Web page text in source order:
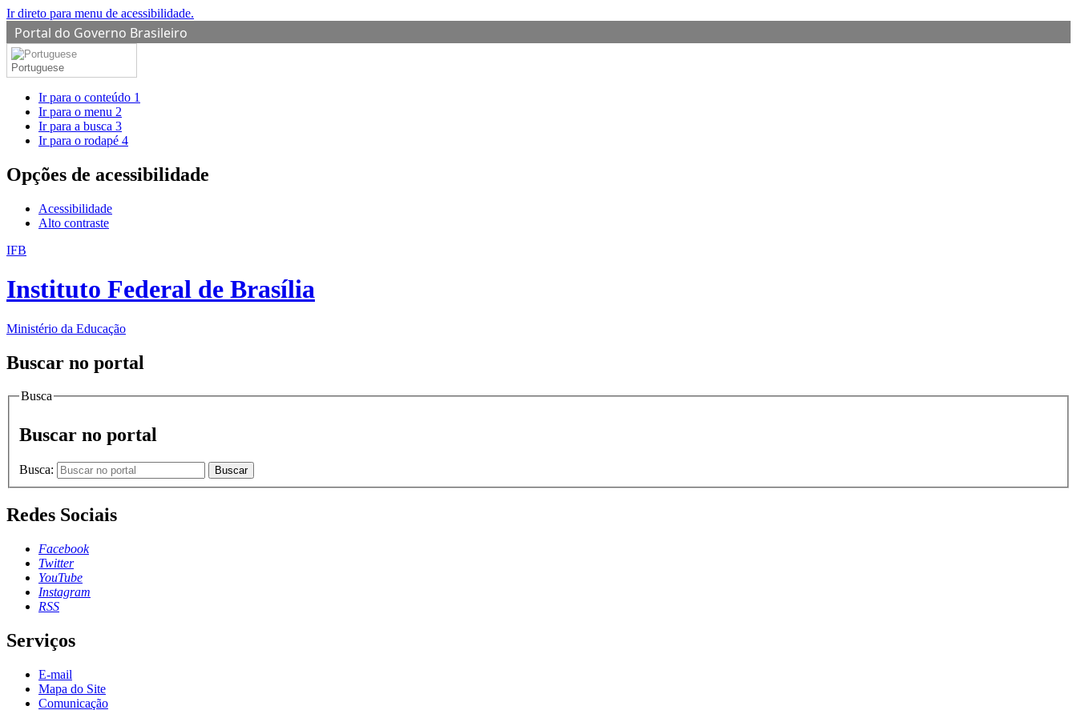
Ir direto para menu de acessibilidade.
Portal do Governo Brasileiro
Portuguese
Ir para o conteúdo 1
Ir para o menu 2
Ir para a busca 3
Ir para o rodapé 4
Opções de acessibilidade
Acessibilidade
Alto contraste
IFB
Instituto Federal de Brasília
Ministério da Educação
Buscar no portal
Busca
Buscar no portal
Busca: Buscar
Redes Sociais
Facebook
Twitter
YouTube
Instagram
RSS
Serviços
E-mail
Mapa do Site
Comunicação